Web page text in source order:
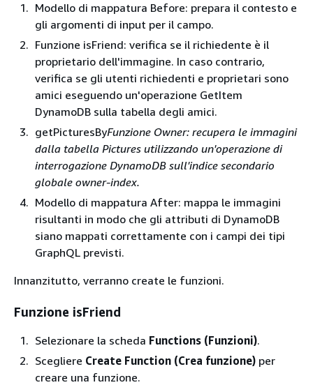
Modello di mappatura Before: prepara il contesto e
gli argomenti di input per il campo.
Funzione isFriend: verifica se il richiedente è il
proprietario dell'immagine. In caso contrario,
verifica se gli utenti richiedenti e proprietari sono
amici eseguendo un'operazione GetItem
DynamoDB sulla tabella degli amici.
getPicturesByFunzione Owner: recupera le immagini
dalla tabella Pictures utilizzando un'operazione di
interrogazione DynamoDB sull'indice secondario
globale owner-index.
Modello di mappatura After: mappa le immagini
risultanti in modo che gli attributi di DynamoDB
siano mappati correttamente con i campi dei tipi
GraphQL previsti.
Innanzitutto, verranno create le funzioni.
Funzione isFriend
Selezionare la scheda Functions (Funzioni).
Scegliere Create Function (Crea funzione) per
creare una funzione.